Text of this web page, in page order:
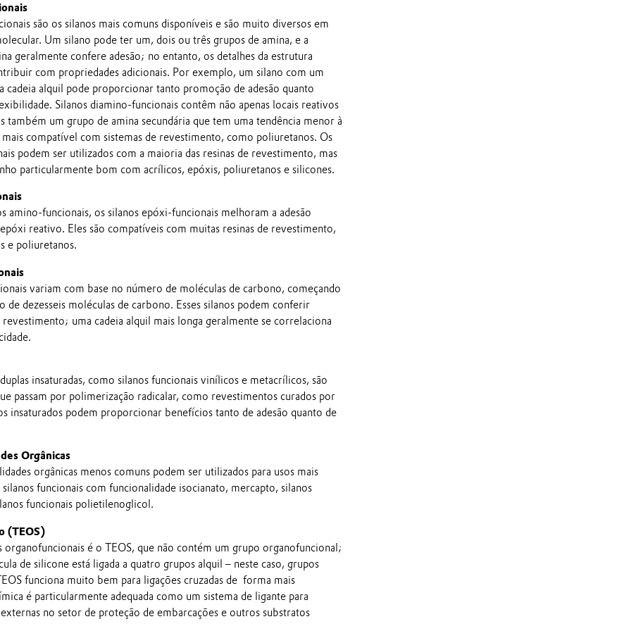
são os silanos mais comuns disponíveis e são muito diversos em
Um silano pode ter um, dois ou três grupos de amina, e a
geralmente confere adesão; no entanto, os detalhes da estrutura
com propriedades adicionais. Por exemplo, um silano com um
cadeia alquil pode proporcionar tanto promoção de adesão quanto
Silanos diamino-funcionais contêm não apenas locais reativos
também um grupo de amina secundária que tem uma tendência menor à
compatível com sistemas de revestimento, como poliuretanos. Os
podem ser utilizados com a maioria das resinas de revestimento, mas
particularmente bom com acrílicos, epóxis, poliuretanos e silicones.
amino-funcionais, os silanos epóxi-funcionais melhoram a adesão
reativo. Eles são compatíveis com muitas resinas de revestimento,
e poliuretanos.
variam com base no número de moléculas de carbono, começando
de dezesseis moléculas de carbono. Esses silanos podem conferir
uma cadeia alquil mais longa geralmente se correlaciona
insaturadas, como silanos funcionais vinílicos e metacrílicos, são
passam por polimerização radicalar, como revestimentos curados por
insaturados podem proporcionar benefícios tanto de adesão quanto de
Orgânicas
orgânicas menos comuns podem ser utilizados para usos mais
funcionais com funcionalidade isocianato, mercapto, silanos
funcionais polietilenoglicol.
(TEOS)
organofuncionais é o TEOS, que não contém um grupo organofuncional;
de silicone está ligada a quatro grupos alquil – neste caso, grupos
funciona muito bem para ligações cruzadas de forma mais
é particularmente adequada como um sistema de ligante para
no setor de proteção de embarcações e outros substratos